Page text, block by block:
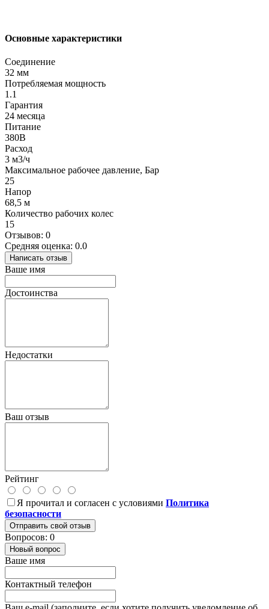
Основные характеристики
Соединение
32 мм
Потребляемая мощность
1.1
Гарантия
24 месяца
Питание
380В
Расход
3 м3/ч
Максимальное рабочее давление, Бар
25
Напор
68,5 м
Количество рабочих колес
15
Отзывов: 0
Средняя оценка: 0.0
Написать отзыв
Ваше имя
Достоинства
Недостатки
Ваш отзыв
Рейтинг
Я прочитал и согласен с условиями Политика
безопасности
Отправить свой отзыв
Вопросов: 0
Новый вопрос
Ваше имя
Контактный телефон